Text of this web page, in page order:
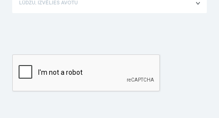
LŪDZU, IZVĒLIES AVOTU